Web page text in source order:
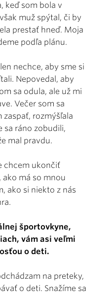
keď som bola v
muž spýtal, či by
prestať hneď. Moja
podľa plánu.
nechce, aby sme si
Nepovedal, aby
sa odula, ale už mi
Večer som sa
zaspať, rozmýšľala
sa ráno zobudili,
mal pravdu.
chcem ukončiť
ako má so mnou
ako si niekto z nás
športovkyne,
vám asi veľmi
o deti.
na preteky,
o deti. Snažíme sa